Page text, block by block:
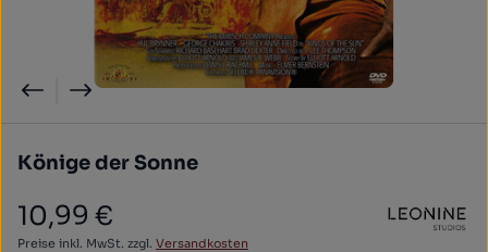
Könige der Sonne
Regulärer Preis:
10,99 €
Preise inkl. MwSt. zzgl. Versandkosten